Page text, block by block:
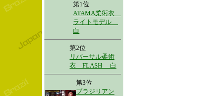
第1位
ATAMA柔術衣
ライトモデル
白
第2位
リバーサル柔術
衣 FLASH 白
第3位
ブラジリアン